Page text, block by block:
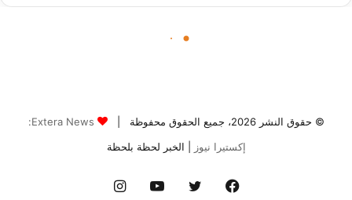
© حقوق النشر 2026، جميع الحقوق محفوظة |
Extera News:
إكستيرا نيوز
| الخبر لحظة بلحظة
فيسبوك تويتر يوتيوب